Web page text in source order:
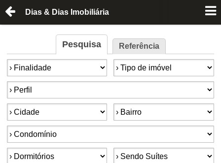
Dias & Dias Imobiliária
Pesquisa Referência
Finalidade: Tipo de imóvel:
Perfil:
Cidade: Bairro:
Condomínios:
Dormitórios: Suítes: